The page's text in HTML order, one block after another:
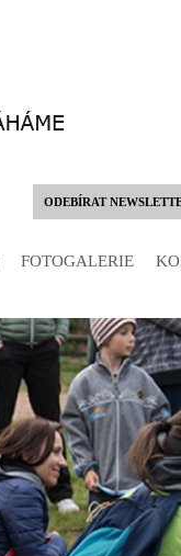
FOTOGALERIE
ODEBÍRAT